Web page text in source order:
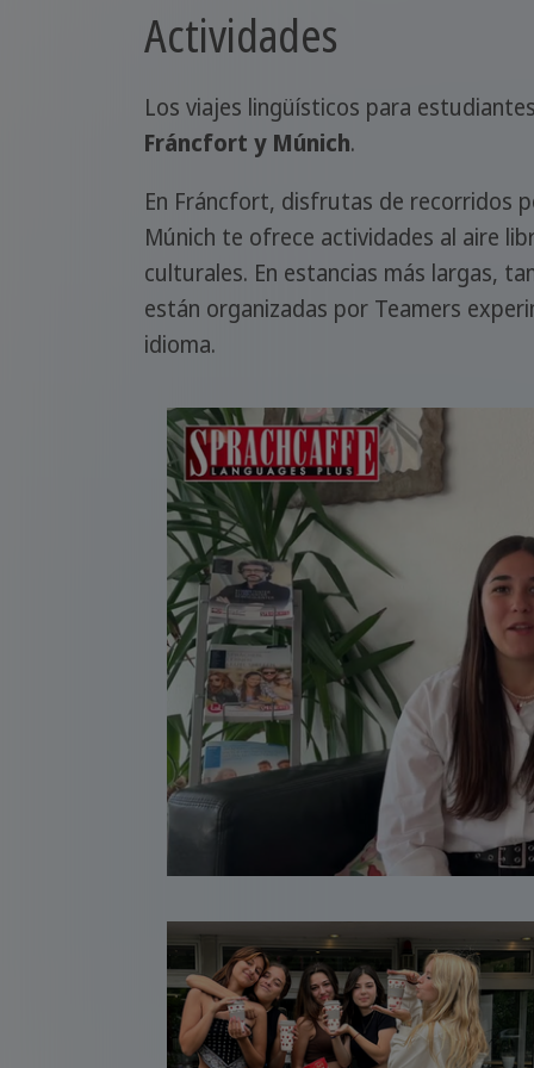
Actividades
Los viajes lingüísticos para estudiantes
Fráncfort y Múnich.
En Fráncfort, disfrutas de recorridos
Múnich te ofrece actividades al aire
culturales. En estancias más largas,
están organizadas por Teamers
idioma.